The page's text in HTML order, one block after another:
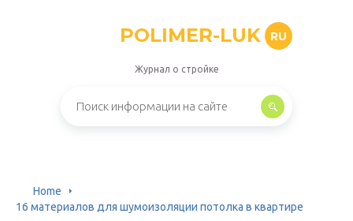
POLIMER-LUK RU
Журнал о стройке
Home
16 материалов для шумоизоляции потолка в квартире